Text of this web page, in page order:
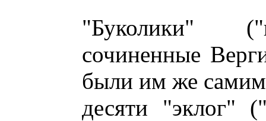
"Буколики"
сочиненные
были им же
десяти "эклог"